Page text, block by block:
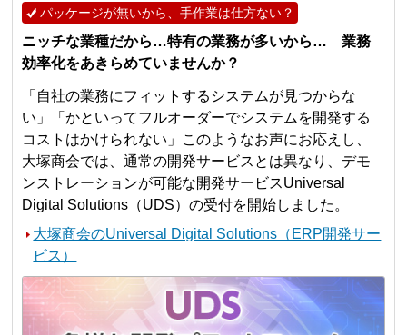
パッケージが無いから、手作業は仕方ない？
ニッチな業種だから…特有の業務が多いから… 業務
効率化をあきらめていませんか？
「自社の業務にフィットするシステムが見つからな
い」「かといってフルオーダーでシステムを開発する
コストはかけられない」このようなお声にお応えし、
大塚商会では、通常の開発サービスとは異なり、デモ
ンストレーションが可能な開発サービスUniversal
Digital Solutions（UDS）の受付を開始しました。
大塚商会のUniversal Digital Solutions（ERP開発サー
ビス）